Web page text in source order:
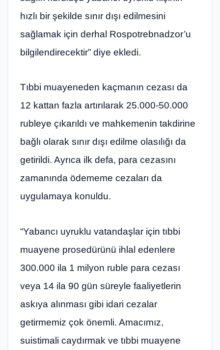
hızlı bir şekilde sınır dışı edilmesini
sağlamak için derhal Rospotrebnadzor’u
bilgilendirecektir” diye ekledi.
Tıbbi muayeneden kaçmanın cezası da
12 kattan fazla artırılarak 25.000-50.000
rubleye çıkarıldı ve mahkemenin takdirine
bağlı olarak sınır dışı edilme olasılığı da
getirildi. Ayrıca ilk defa, para cezasını
zamanında ödememe cezaları da
uygulamaya konuldu.
“Yabancı uyruklu vatandaşlar için tıbbi
muayene prosedürünü ihlal edenlere
300.000 ila 1 milyon ruble para cezası
veya 14 ila 90 gün süreyle faaliyetlerin
askıya alınması gibi idari cezalar
getirmemiz çok önemli. Amacımız,
suistimali caydırmak ve tıbbi muayene